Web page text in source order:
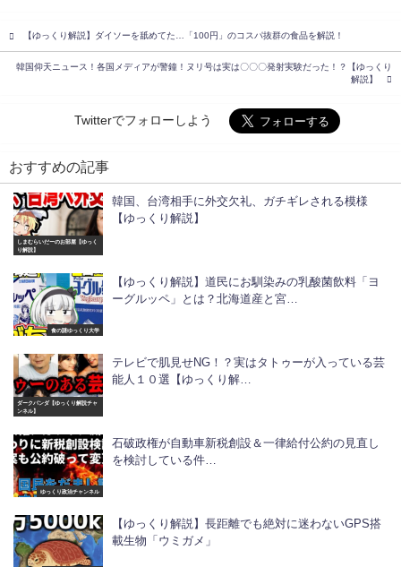
【ゆっくり解説】ダイソーを舐めてた…「100円」のコスパ抜群の食品を解説！
韓国仰天ニュース！各国メディアが警鐘！ヌリ号は実は〇〇〇発射実験だった！？【ゆっくり
解説】
Twitterでフォローしよう
おすすめの記事
しまむらいだーのお部屋【ゆっく
り解説】
韓国、台湾相手に外交欠礼、ガチギレされる模様
【ゆっくり解説】
食の謎ゆっくり大学
【ゆっくり解説】道民にお馴染みの乳酸菌飲料「ヨ
ーグルッペ」とは？北海道産と宮…
ダークパンダ【ゆっくり解説チャ
ンネル】
テレビで肌見せNG！？実はタトゥーが入っている芸
能人１０選【ゆっくり解…
ゆっくり政治チャンネル
石破政権が自動車新税創設＆一律給付公約の見直し
を検討している件…
【ゆっくり解説】長距離でも絶対に迷わないGPS搭
載生物「ウミガメ」